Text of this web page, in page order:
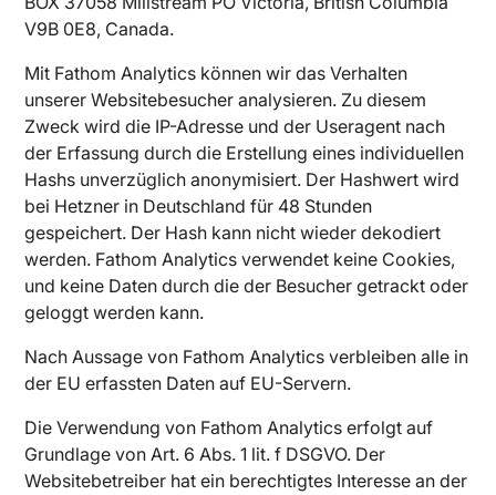
V9B 0E8, Canada.
Mit Fathom Analytics können wir das Verhalten
unserer Websitebesucher analysieren. Zu diesem
Zweck wird die IP-Adresse und der Useragent nach
der Erfassung durch die Erstellung eines individuellen
Hashs unverzüglich anonymisiert. Der Hashwert wird
bei Hetzner in Deutschland für 48 Stunden
gespeichert. Der Hash kann nicht wieder dekodiert
werden. Fathom Analytics verwendet keine Cookies,
und keine Daten durch die der Besucher getrackt oder
geloggt werden kann.
Nach Aussage von Fathom Analytics verbleiben alle in
der EU erfassten Daten auf EU-Servern.
Die Verwendung von Fathom Analytics erfolgt auf
Grundlage von Art. 6 Abs. 1 lit. f DSGVO. Der
Websitebetreiber hat ein berechtigtes Interesse an der